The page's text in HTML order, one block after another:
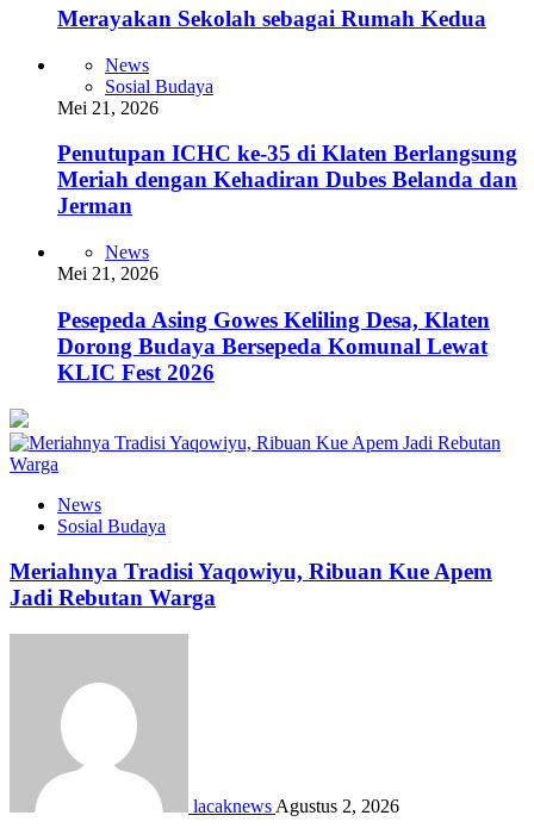
Merayakan Sekolah sebagai Rumah Kedua
News
Sosial Budaya
Mei 21, 2026
Penutupan ICHC ke-35 di Klaten Berlangsung
Meriah dengan Kehadiran Dubes Belanda dan
Jerman
News
Mei 21, 2026
Pesepeda Asing Gowes Keliling Desa, Klaten
Dorong Budaya Bersepeda Komunal Lewat
KLIC Fest 2026
News
Sosial Budaya
Meriahnya Tradisi Yaqowiyu, Ribuan Kue Apem
Jadi Rebutan Warga
lacaknews Agustus 2, 2026